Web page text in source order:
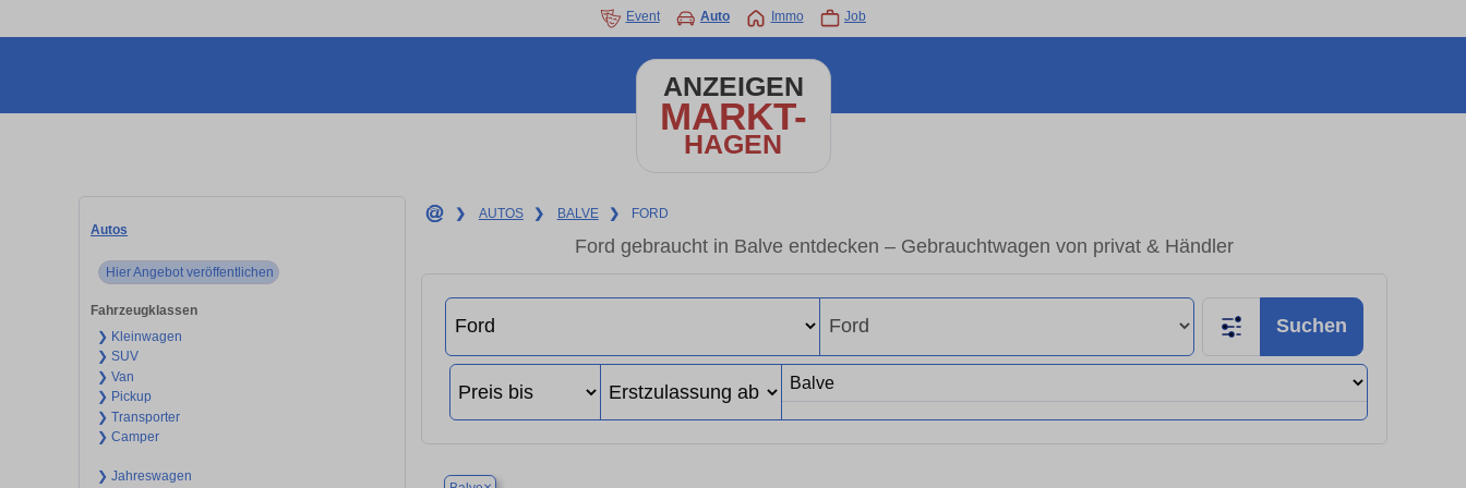
Event Auto Immo Job
ANZEIGEN
MARKT-
HAGEN
Autos
Hier Angebot veröffentlichen
Fahrzeugklassen
❯ Kleinwagen
❯ SUV
❯ Van
❯ Pickup
❯ Transporter
❯ Camper
❯ Jahreswagen
❯ AUTOS ❯ BALVE ❯ FORD
Ford gebraucht in Balve entdecken – Gebrauchtwagen von privat & Händler
Suchen